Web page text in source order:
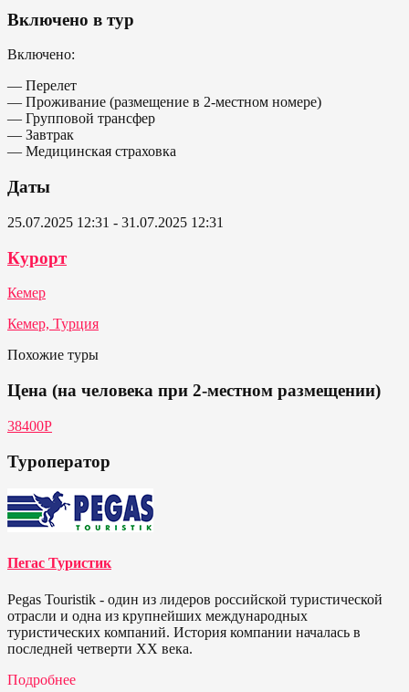
Включено в тур
Включено:
— Перелет
— Проживание (размещение в 2-местном номере)
— Групповой трансфер
— Завтрак
— Медицинская страховка
Даты
25.07.2025 12:31 - 31.07.2025 12:31
Курорт
Кемер
Кемер, Турция
Похожие туры
Цена (на человека при 2-местном размещении)
38400P
Туроператор
Пегас Туристик
Pegas Touristik - один из лидеров российской туристической
отрасли и одна из крупнейших международных
туристических компаний. История компании началась в
последней четверти ХХ века.
Подробнее